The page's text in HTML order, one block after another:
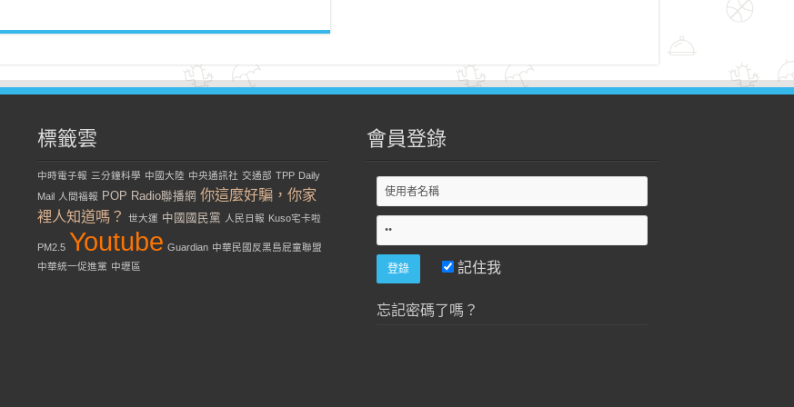
標籤雲
中時電子報 三分鐘科學 中國大陸 中央通訊社 交通部 TPP Daily
Mail 人間福報 POP Radio聯播網 你這麼好騙，你家
裡人知道嗎？
世大運 中國國民黨 人民日報 Kuso宅卡啦
PM2.5 Youtube Guardian 中華民國反黑島屁童聯盟
中華統一促進黨 中壢區
會員登錄
記住我
忘記密碼了嗎？